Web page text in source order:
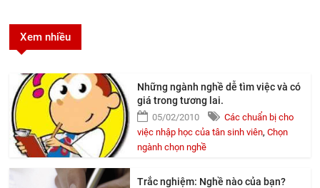
Xem nhiều
Những ngành nghề dễ tìm việc và có
giá trong tương lai.
05/02/2010
Các chuẩn bị cho
việc nhập học của tân sinh viên, Chọn
ngành chọn nghề
Trắc nghiệm: Nghề nào của bạn?